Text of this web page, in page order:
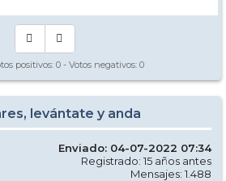
positivos: 0 - Votos negativos: 0
levántate y anda
Enviado: 04-07-2022 07:34
Registrado: 15 años antes
Mensajes: 1.488